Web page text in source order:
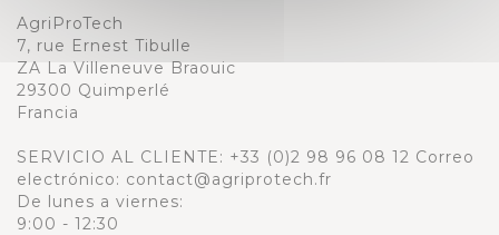
AgriProTech
7, rue Ernest Tibulle
ZA La Villeneuve Braouic
29300 Quimperlé
Francia
SERVICIO AL CLIENTE: +33 (0)2 98 96 08 12 Correo
electrónico: contact@agriprotech.fr
De lunes a viernes:
9:00 - 12:30